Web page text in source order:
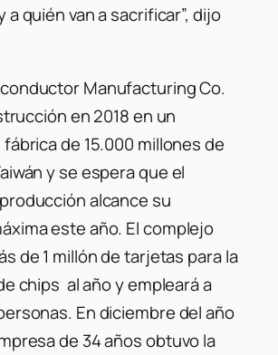
quién van a sacrificar”, dijo
Manufacturing Co.
en 2018 en un
de 15.000 millones de
y se espera que el
alcance su
este año. El complejo
de 1 millón de tarjetas para la
chips al año y empleará a
En diciembre del año
de 34 años obtuvo la